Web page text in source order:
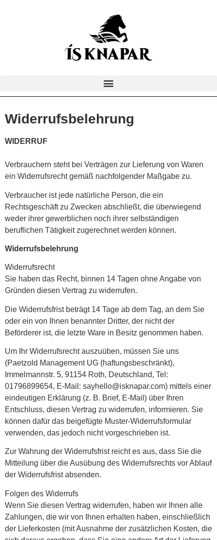
Widerrufsbelehrung
WIDERRUF
Verbrauchern steht bei Verträgen zur Lieferung von Waren
ein Widerrufsrecht gemäß nachfolgender Maßgabe zu.
Verbraucher ist jede natürliche Person, die ein
Rechtsgeschäft zu Zwecken abschließt, die überwiegend
weder ihrer gewerblichen noch ihrer selbständigen
beruflichen Tätigkeit zugerechnet werden können.
Widerrufsbelehrung
Widerrufsrecht
Sie haben das Recht, binnen 14 Tagen ohne Angabe von
Gründen diesen Vertrag zu widerrufen.
Die Widerrufsfrist beträgt 14 Tage ab dem Tag, an dem Sie
oder ein von Ihnen benannter Dritter, der nicht der
Beförderer ist, die letzte Ware in Besitz genommen haben.
Um Ihr Widerrufsrecht auszuüben, müssen Sie uns
(Paetzold Management UG (haftungsbeschränkt),
Immelmannstr. 5, 91154 Roth, Deutschland, Tel:
01796899654, E-Mail: sayhello@isknapar.com) mittels einer
eindeutigen Erklärung (z. B. Brief, E-Mail) über Ihren
Entschluss, diesen Vertrag zu widerrufen, informieren. Sie
können dafür das beigefügte Muster-Widerrufsformular
verwenden, das jedoch nicht vorgeschrieben ist.
Zur Wahrung der Widerrufsfrist reicht es aus, dass Sie die
Mitteilung über die Ausübung des Widerrufsrechts vor Ablauf
der Widerrufsfrist absenden.
Folgen des Widerrufs
Wenn Sie diesen Vertrag widerrufen, haben wir Ihnen alle
Zahlungen, die wir von Ihnen erhalten haben, einschließlich
der Lieferkosten (mit Ausnahme der zusätzlichen Kosten, die